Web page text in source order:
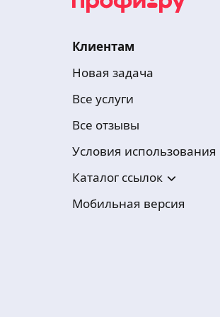
Клиентам
Новая задача
Все услуги
Все отзывы
Условия использования
Каталог ссылок
Мобильная версия